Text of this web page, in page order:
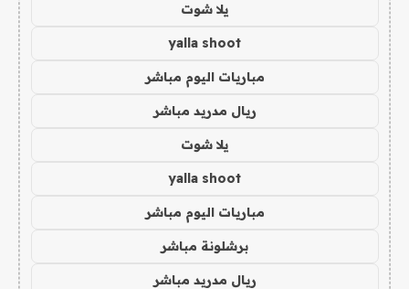
يلا شوت
yalla shoot
مباريات اليوم مباشر
ريال مدريد مباشر
يلا شوت
yalla shoot
مباريات اليوم مباشر
برشلونة مباشر
ريال مدريد مباشر